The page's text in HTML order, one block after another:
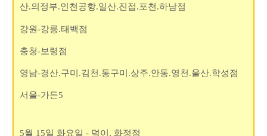
산.의정부.인천공항.일산.진접.포천.하남점
강원-강릉.태백점
충청-보령점
영남-경산.구미.김천.동구미.상주.안동.영천.울산.학성점
서울-가든5
5월 15일 화요일 - 덕이, 화정점